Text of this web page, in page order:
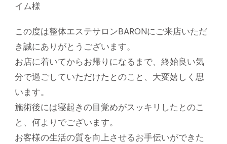
イム様
この度は整体エステサロンBARONにご来店いただ
き誠にありがとうございます。
お店に着いてからお帰りになるまで、終始良い気
分で過ごしていただけたとのこと、大変嬉しく思
います。
施術後には寝起きの目覚めがスッキリしたとのこ
と、何よりでございます。
お客様の生活の質を向上させるお手伝いができた